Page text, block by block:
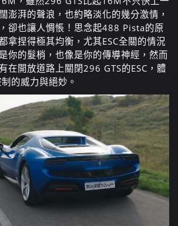
澎湃的聲浪，也約略淡化的幾分激情，
卻也讓人惆悵！思念起488 Pista的原
拿捏得極其均衡，尤其ESC全關的情況
你的髮梢，也像是你的傳導神經，然而
在開放道路上關閉296 GTS的ESC，體
的威力與絕妙。